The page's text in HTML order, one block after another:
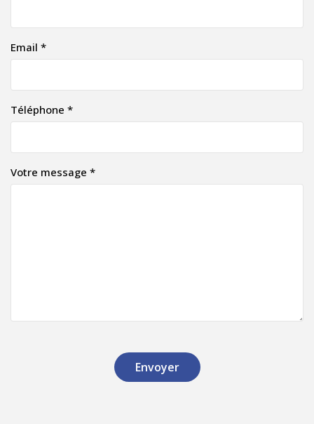
Email *
Téléphone *
Votre message *